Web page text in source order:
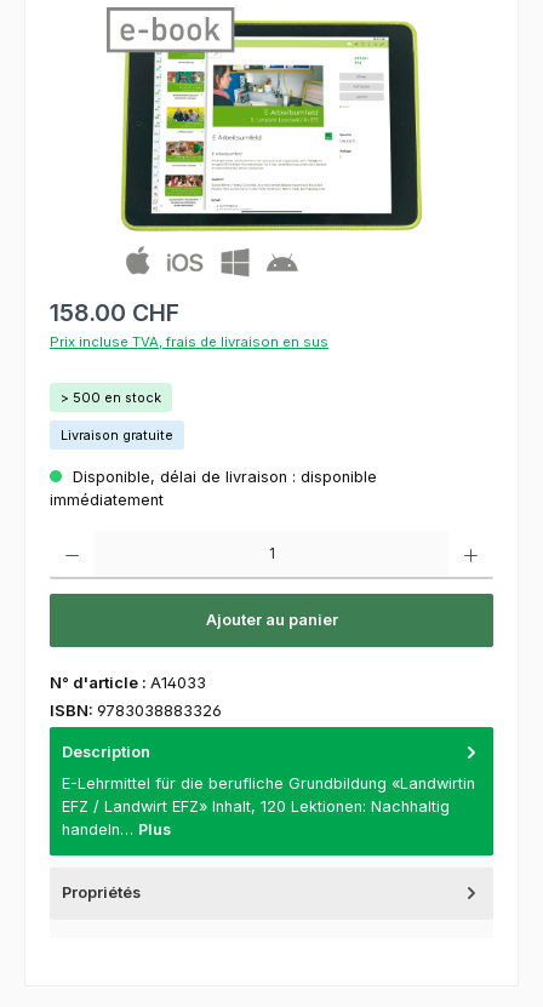
Ignorer la galerie d'images
158.00 CHF
Prix incluse TVA, frais de livraison en sus
> 500 en stock
Livraison gratuite
Disponible, délai de livraison : disponible
immédiatement
Ajouter au panier
N° d'article : A14033
ISBN: 9783038883326
Description
E-Lehrmittel für die berufliche Grundbildung «Landwirtin
EFZ / Landwirt EFZ» Inhalt, 120 Lektionen: Nachhaltig
handeln… Plus
Propriétés